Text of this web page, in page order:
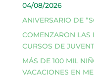
04/08/2026
ANIVERSARIO DE
COMENZARON LAS
CURSOS DE
MÁS DE 100 MIL
VACACIONES EN